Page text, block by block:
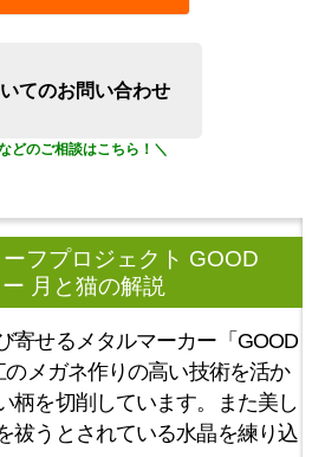
てのお問い合わせ
フプロジェクト GOOD
月と猫の解説
寄せるメタルマーカー「GOOD
メガネ作りの高い技術を活か
柄を切削しています。また美し
祓うとされている水晶を練り込